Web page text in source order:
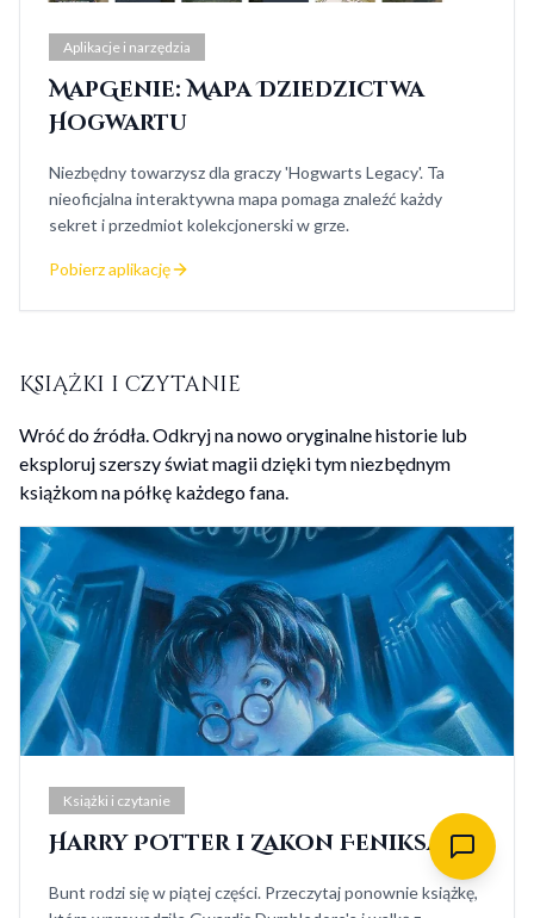
Aplikacje i narzędzia
MapGenie: Mapa Dziedzictwa
Hogwartu
Niezbędny towarzysz dla graczy 'Hogwarts Legacy'. Ta
nieoficjalna interaktywna mapa pomaga znaleźć każdy
sekret i przedmiot kolekcjonerski w grze.
Pobierz aplikację
Książki i czytanie
Wróć do źródła. Odkryj na nowo oryginalne historie lub
eksploruj szerszy świat magii dzięki tym niezbędnym
książkom na półkę każdego fana.
Książki i czytanie
Harry Potter i Zakon Feniksa
Bunt rodzi się w piątej części. Przeczytaj ponownie książkę,